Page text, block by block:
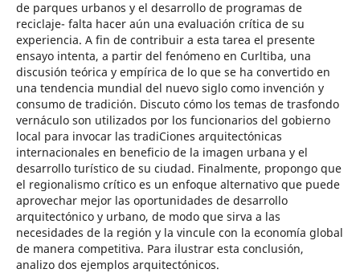
de parques urbanos y el desarrollo de programas de
reciclaje- falta hacer aún una evaluación crítica de su
experiencia. A fin de contribuir a esta tarea el presente
ensayo intenta, a partir del fenómeno en Curltiba, una
discusión teórica y empírica de lo que se ha convertido en
una tendencia mundial del nuevo siglo como invención y
consumo de tradición. Discuto cómo los temas de trasfondo
vernáculo son utilizados por los funcionarios del gobierno
local para invocar las tradiCiones arquitectónicas
internacionales en beneficio de la imagen urbana y el
desarrollo turístico de su ciudad. Finalmente, propongo que
el regionalismo crítico es un enfoque alternativo que puede
aprovechar mejor las oportunidades de desarrollo
arquitectónico y urbano, de modo que sirva a las
necesidades de la región y la vincule con la economía global
de manera competitiva. Para ilustrar esta conclusión,
analizo dos ejemplos arquitectónicos.